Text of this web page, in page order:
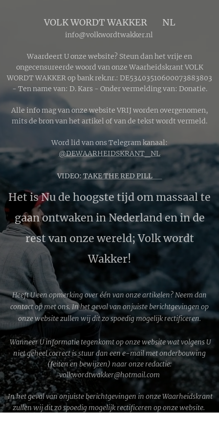
VOLK WORDT WAKKER 🔴 NL
info@volkwordtwakker.nl
Waardeert U onze website? Steun dan het vrije en
ongecensureerde woord van onze Waarheidskrant VOLK
WORDT WAKKER op bank rek.nr.: DE53403510600073883803
- Ten name van: D. Kars - Onder vermelding van: Donatie.
Alle info mag van onze website VRIJ worden overgenomen,
mits de bron van het artikel of van de tekst wordt vermeld.
Word lid van ons Telegram kanaal:
@DEWAARHEIDSKRANT_NL
VIDEO: TAKE THE RED PILL 🔴
Het is Nu de hoogste tijd om massaal te
gaan ontwaken in Nederland en in de
rest van onze wereld; Volk wordt
Wakker!
Heeft U een opmerking over één van onze artikelen? Neem dan
contact op met ons. In het geval van onjuiste berichtgevingen op
onze website zullen wij dit zo spoedig mogelijk rectificeren.
Wanneer U informatie tegenkomt op onze website wat volgens U
niet geheel correct is stuur dan een e-mail met onderbouwing
(feiten en bewijzen) naar onze redactie:
volkwordtwakker@hotmail.com
In het geval van onjuiste berichtgevingen in onze Waarheidskrant
zullen wij dit zo spoedig mogelijk rectificeren op onze website.